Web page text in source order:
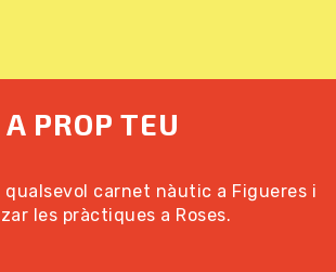
A PROP TEU
qualsevol carnet nàutic a Figueres i
les pràctiques a Roses.